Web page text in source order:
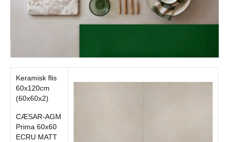
Keramisk flis
60x120cm
(60x60x2)
CÆSAR-AGM
Prima 60x60
ECRU MATT